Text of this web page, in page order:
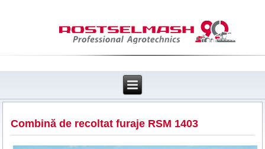
Combină de recoltat furaje RSM 1403